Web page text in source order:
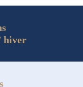
hiver